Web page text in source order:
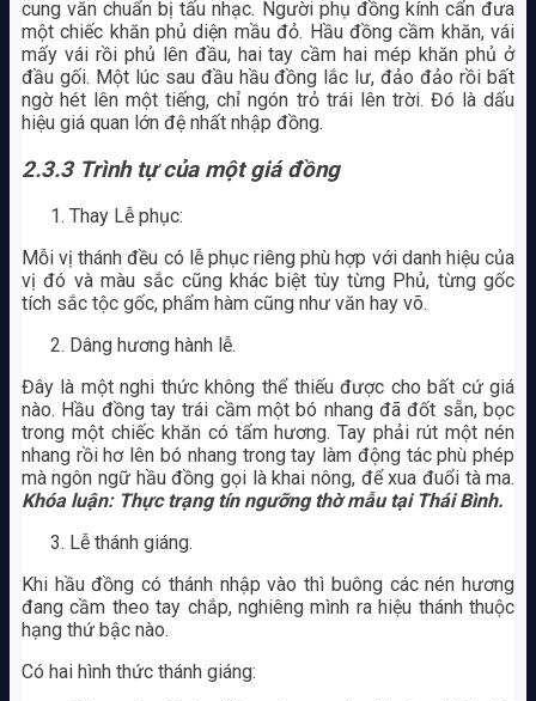
cung văn chuẩn bị tấu nhạc. Người phụ đồng kính cẩn đưa
một chiếc khăn phủ diện mầu đỏ. Hầu đồng cầm khăn, vái
mấy vái rồi phủ lên đầu, hai tay cầm hai mép khăn phủ ở
đầu gối. Một lúc sau đầu hầu đồng lắc lư, đảo đảo rồi bất
ngờ hét lên một tiếng, chỉ ngón trỏ trái lên trời. Đó là dấu
hiệu giá quan lớn đệ nhất nhập đồng.
2.3.3 Trình tự của một giá đồng
Thay Lễ phục:
Mỗi vị thánh đều có lễ phục riêng phù hợp với danh hiệu của
vị đó và màu sắc cũng khác biệt tùy từng Phủ, từng gốc
tích sắc tộc gốc, phẩm hàm cũng như văn hay võ.
Dâng hương hành lễ.
Đây là một nghi thức không thể thiếu được cho bất cứ giá
nào. Hầu đồng tay trái cầm một bó nhang đã đốt sẵn, bọc
trong một chiếc khăn có tẩm hương. Tay phải rút một nén
nhang rồi hơ lên bó nhang trong tay làm động tác phù phép
mà ngôn ngữ hầu đồng gọi là khai nông, để xua đuổi tà ma.
Khóa luận: Thực trạng tín ngưỡng thờ mẫu tại Thái Bình.
Lễ thánh giáng.
Khi hầu đồng có thánh nhập vào thì buông các nén hương
đang cầm theo tay chắp, nghiêng mình ra hiệu thánh thuộc
hạng thứ bậc nào.
Có hai hình thức thánh giáng: